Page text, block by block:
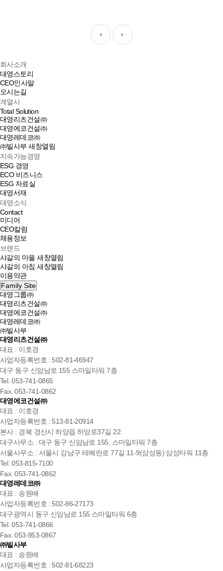
회사소개
대영스토리
CEO인사말
오시는길
계열사
Total Solution
대영리츠건설㈜
대영에코건설㈜
대영레데코㈜
㈜빌사부새창열림
지속가능경영
ESG 경영
ECO 비즈니스
ESG 자료실
대영서재
대영소식
Contact
미디어
CEO칼럼
채용정보
브랜드
샤갈의 마을새창열림
샤갈의 아침새창열림
이용약관
Family Site
대영그룹㈜
대영리츠건설㈜
대영에코건설㈜
대영레데코㈜
㈜빌사부
대영리츠건설㈜
대표 : 이호경
사업자등록번호 : 502-81-46947
대구 동구 신암남로 155 스마일타워 7층
Tel. 053-741-0865
Fax. 053-741-0862
대영에코건설㈜
대표 : 이호경
사업자등록번호 : 513-81-20914
본사 : 경북 경산시 하양읍 하양로37길 22
대구사무소 : 대구 동구 신암남로 155, 스마일타워 7층
서울사무소 : 서울시 강남구 테헤란로 77길 11-9(삼성동) 삼성타워 11층
Tel. 053-815-7100
Fax. 053-741-0862
대영레데코㈜
대표 : 송원배
사업자등록번호 : 502-86-27173
대구광역시 동구 신암남로 155 스마일타워 6층
Tel. 053-741-0866
Fax. 053-953-0867
㈜빌사부
대표 : 송원배
사업자등록번호 : 502-81-68223